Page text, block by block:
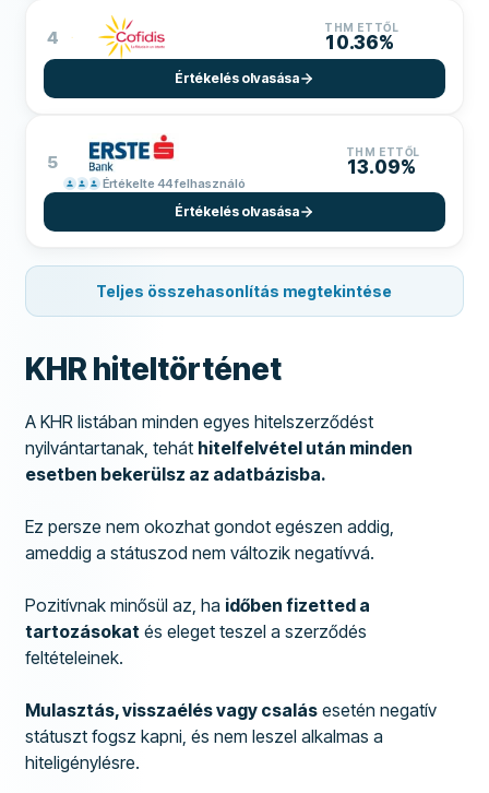
4 THM ETTŐL
10.36%
Értékelés olvasása
5
Értékelte 44 felhasználó
THM ETTŐL
13.09%
Értékelés olvasása
Teljes összehasonlítás megtekintése
KHR hiteltörténet
A KHR listában minden egyes hitelszerződést
nyilvántartanak, tehát hitelfelvétel után minden
esetben bekerülsz az adatbázisba.
Ez persze nem okozhat gondot egészen addig,
ameddig a státuszod nem változik negatívvá.
Pozitívnak minősül az, ha időben fizetted a
tartozásokat és eleget teszel a szerződés
feltételeinek.
Mulasztás, visszaélés vagy csalás esetén negatív
státuszt fogsz kapni, és nem leszel alkalmas a
hiteligénylésre.